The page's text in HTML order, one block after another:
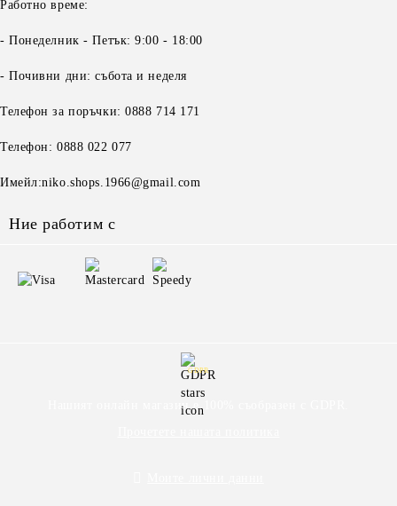
Работно време:
- Понеделник - Петък: 9:00 - 18:00
- Почивни дни: събота и неделя
Телефон за поръчки: 0888 714 171
Телефон: 0888 022 077
Имейл:niko.shops.1966@gmail.com
Ние работим с
GDPR
Нашият онлайн магазин е 100% съобразен с GDPR.